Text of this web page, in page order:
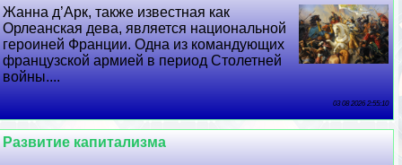
Жанна д’Арк, также известная как
Орлеанская дева, является национальной
героиней Франции. Одна из комaндующих
французской армией в период Столетней
войны....
03 08 2026 2:55:10
Развитие капитализма